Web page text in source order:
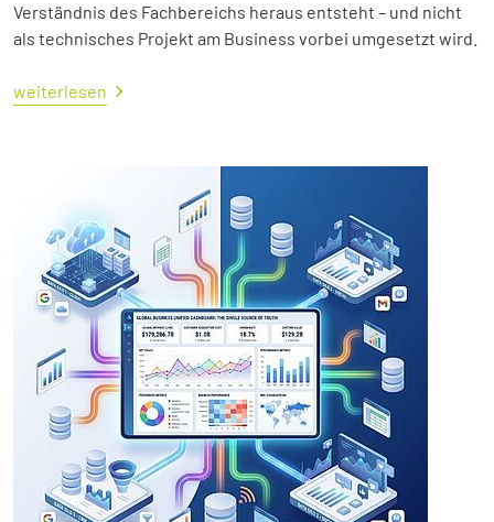
Verständnis des Fachbereichs heraus entsteht – und nicht
als technisches Projekt am Business vorbei umgesetzt wird.
weiterlesen